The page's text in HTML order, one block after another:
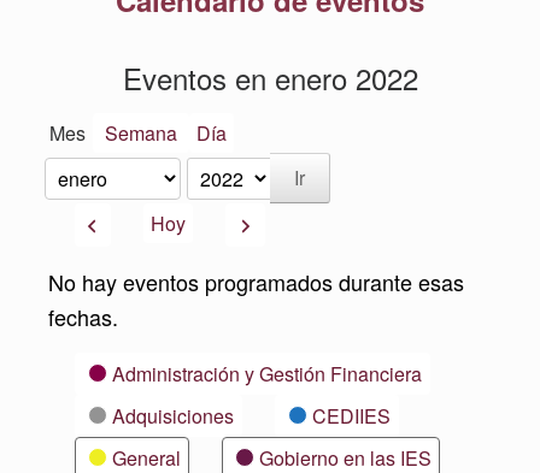
Eventos en enero 2022
Mes Semana Día
Mes
Año
AnteriorHoy Siguiente
No hay eventos programados durante esas
fechas.
CategoríasAdministración y Gestión Financiera
Adquisiciones
CEDIIES
General
Gobierno en las IES